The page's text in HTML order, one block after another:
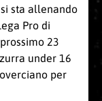
sta allenando
Pro di
23
under 16
per